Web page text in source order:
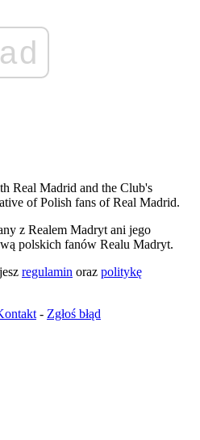
ad
Real Madrid and the Club's
of Polish fans of Real Madrid.
z Realem Madryt ani jego
polskich fanów Realu Madryt.
regulamin oraz politykę
- Zgłoś błąd